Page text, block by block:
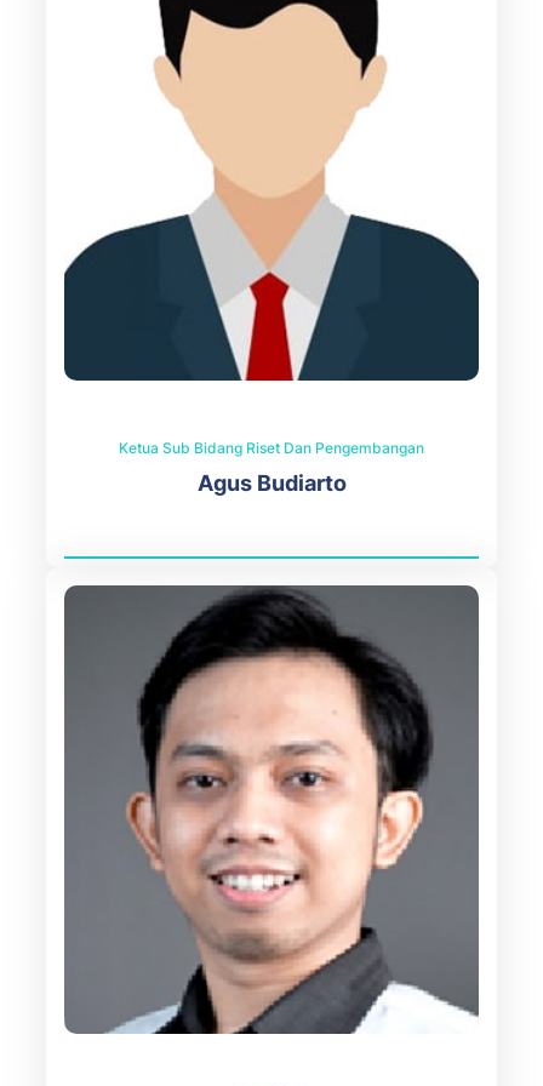
Ketua Sub Bidang Riset Dan Pengembangan
Agus Budiarto